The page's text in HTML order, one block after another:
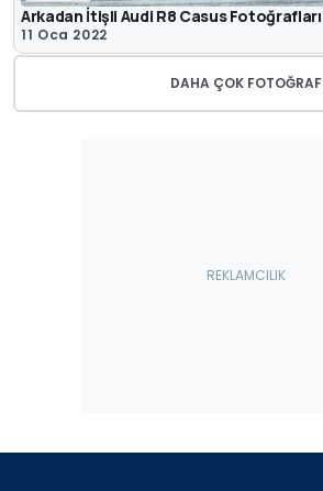
Arkadan İtişli Audi R8 Casus Fotoğrafları
11 Oca 2022
DAHA ÇOK FOTOĞRAF